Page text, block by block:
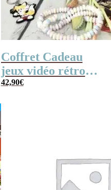
Coffret Cadeau
jeux vidéo rétro
(avec sa console de
42,90€